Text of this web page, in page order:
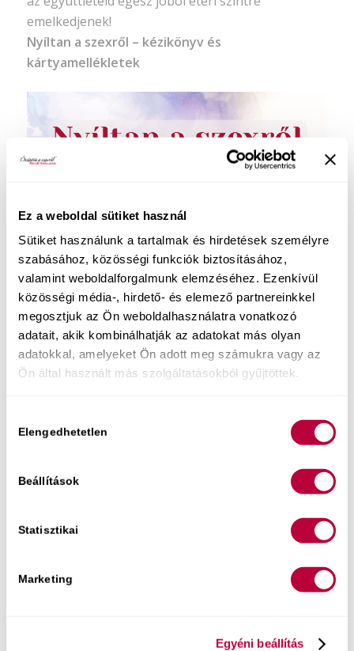
Ez a weboldal sütiket használ
Sütiket használunk a tartalmak és hirdetések személyre
szabásához, közösségi funkciók biztosításához,
valamint weboldalforgalmunk elemzéséhez. Ezenkívül
közösségi média-, hirdető- és elemező partnereinkkel
megosztjuk az Ön weboldalhasználatra vonatkozó
adatait, akik kombinálhatják az adatokat más olyan
adatokkal, amelyeket Ön adott meg számukra vagy az
Ön által használt más szolgáltatásokból gyűjtöttek.
kiválasztása
Elengedhetetlen
Beállítások
Statisztikai
Marketing
Egyéni beállítás
emelkedjenek!
Nyíltan a szexről – kézikönyv és
kártyamellékletek
Ingyenes tartalmaim:
, ha eddig inkább alkalmazkodtál
az ágyban? Ha szeretnéd megtudni, hogyan
tanulhatod meg élvezni a szexet